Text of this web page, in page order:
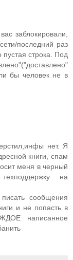
заблокировали,
последний раз
пустая строка. Под
бы человек не в
нет. Я
книги, спам
меня в черный
на
сообщения
и не попасть в
написанное